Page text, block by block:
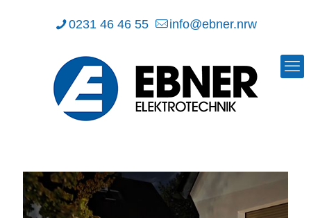
0231 46 46 55 info@ebner.nrw